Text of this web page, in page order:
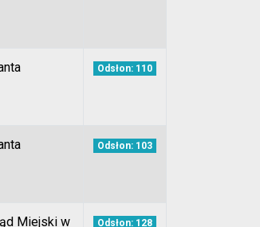
Odsłon: 110
Odsłon: 103
Miejski w
Odsłon: 128